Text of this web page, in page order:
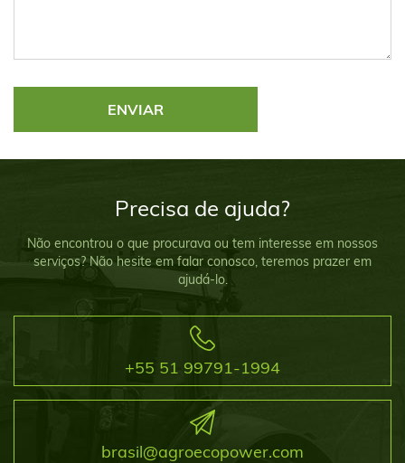
Precisa de ajuda?
Não encontrou o que procurava ou tem interesse em nossos
serviços? Não hesite em falar conosco, teremos prazer em
ajudá-lo.
+55 51 99791-1994
brasil@agroecopower.com